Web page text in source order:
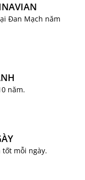
Đan Mạch năm
năm.
mỗi ngày.